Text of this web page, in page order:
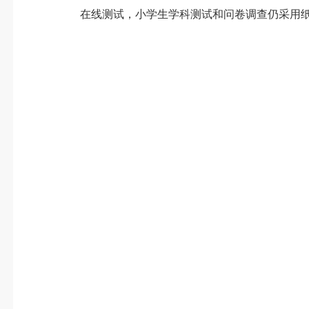
在线测试，小学生学科测试和问卷调查仍采用